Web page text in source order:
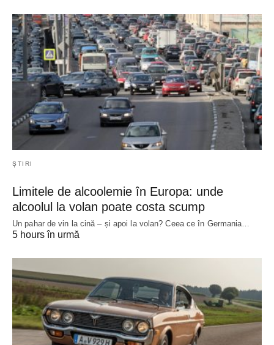
ȘTIRI
Limitele de alcoolemie în Europa: unde
alcoolul la volan poate costa scump
Un pahar de vin la cină – și apoi la volan? Ceea ce în Germania…
5 hours în urmă